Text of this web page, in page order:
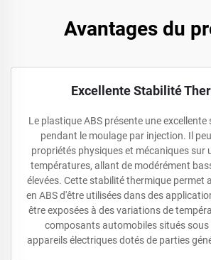
Avantages du
Excellente Stabilité
Le plastique ABS présente une
pendant le moulage par injection. Il
propriétés physiques et mécaniques sur
températures, allant de modérément
élevées. Cette stabilité thermique permet
en ABS d'être utilisées dans des
être exposées à des variations de
composants automobiles situés sous
appareils électriques dotés de parties